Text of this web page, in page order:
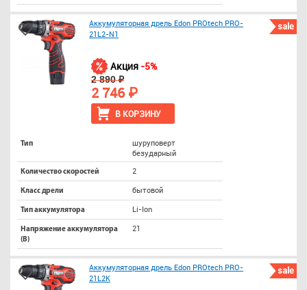
sale
Аккумуляторная дрель Edon PROtech PRO-
21L2-N1
В КОРЗИНУ
Акция -5%
2 890 ₽
2 746 ₽
Тип
шуруповерт
безударный
Количество скоростей 2
Класс дрели бытовой
Тип аккумулятора Li-Ion
Напряжение аккумулятора
(В)
21
sale
Аккумуляторная дрель Edon PROtech PRO-
21L2K